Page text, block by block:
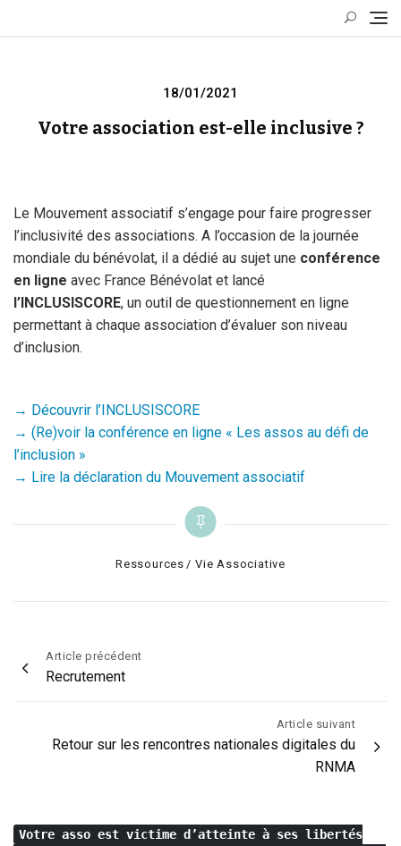
Posted
18/01/2021
Votre association est-elle inclusive ?
Le Mouvement associatif s’engage pour faire progresser
l’inclusivité des associations. A l’occasion de la journée
mondiale du bénévolat, il a dédié au sujet une conférence
en ligne avec France Bénévolat et lancé
l’INCLUSISCORE, un outil de questionnement en ligne
permettant à chaque association d’évaluer son niveau
d’inclusion.
→ Découvrir l’INCLUSISCORE
→ (Re)voir la conférence en ligne « Les assos au défi de
l’inclusion »
→ Lire la déclaration du Mouvement associatif
Categories
Ressources Vie Associative
Navigation
Article précédent
Recrutement
Article suivant
Retour sur les rencontres nationales digitales du
RNMA
Votre asso est victime d’atteinte à ses libertés